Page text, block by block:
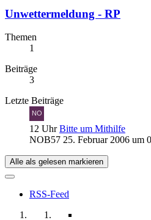
Unwettermeldung - RP
Themen
1
Beiträge
3
Letzte Beiträge
12 Uhr Bitte um Mithilfe
NOB57 25. Februar 2006 um
Alle als gelesen markieren
RSS-Feed